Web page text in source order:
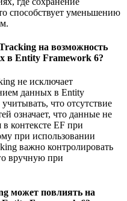
способствует уменьшению
на возможность
в Entity Framework 6?
не исключает
данных в Entity
что отсутствие
означает, что данные не
в контексте EF при
при использовании
важно контролировать
вручную при
может повлиять на